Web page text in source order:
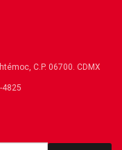
C.P. 06700. CDMX
4825